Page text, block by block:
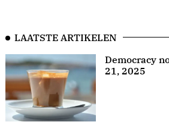
LAATSTE ARTIKELEN
Democracy
21, 2025